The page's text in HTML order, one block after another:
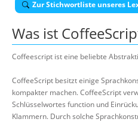
Zur Stichwortliste unseres
Was ist
Coffeescript ist eine beliebte
CoffeeScript besitzt einige
kompakter machen. CoffeeScript
Schlüsselwortes function und
Klammern. Durch solche